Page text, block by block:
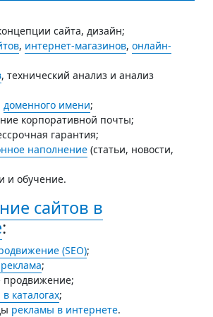
сайта, дизайн;
, интернет-магазинов, онлайн-
, технический анализ и анализ
доменного имени;
корпоративной почты;
гарантия;
наполнение (статьи, новости,
и обучение.
сайтов в
:
(SEO);
;
продвижение;
каталогах;
рекламы в интернете.